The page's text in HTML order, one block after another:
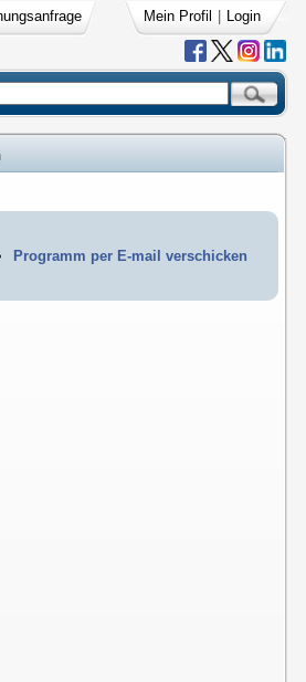
Mein Profil Login
Programm per E-mail verschicken